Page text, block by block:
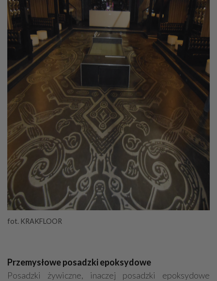
fot. KRAKFLOOR
Przemysłowe posadzki epoksydowe
Posadzki żywiczne, inaczej posadzki epoksydowe